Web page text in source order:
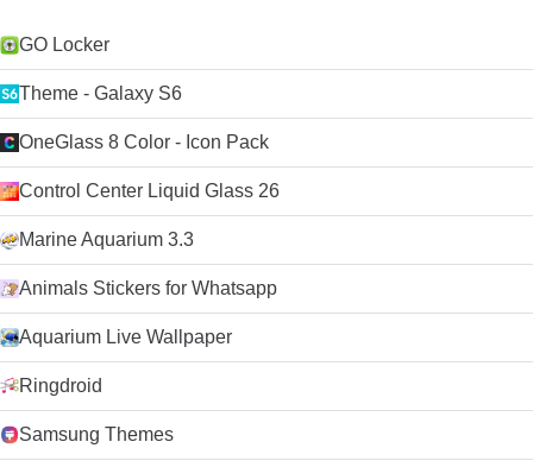
GO Locker
Theme - Galaxy S6
OneGlass 8 Color - Icon Pack
Control Center Liquid Glass 26
Marine Aquarium 3.3
Animals Stickers for Whatsapp
Aquarium Live Wallpaper
Ringdroid
Samsung Themes